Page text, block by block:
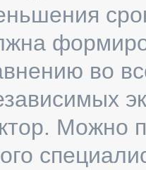
во
Можно